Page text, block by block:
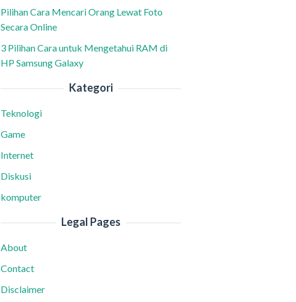
Pilihan Cara Mencari Orang Lewat Foto
Secara Online
3 Pilihan Cara untuk Mengetahui RAM di
HP Samsung Galaxy
Kategori
Teknologi
Game
Internet
Diskusi
komputer
Legal Pages
About
Contact
Disclaimer